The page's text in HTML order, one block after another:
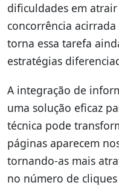
dificuldades em
concorrência acirrada
torna essa tarefa
estratégias
A integração de
uma solução eficaz
técnica pode
páginas aparecem
tornando-as mais
no número de